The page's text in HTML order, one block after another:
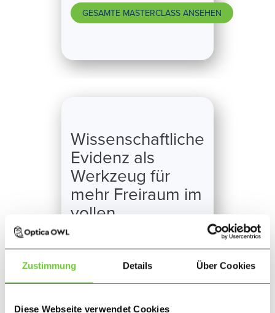
Zustimmung Details Über Cookies
Diese Webseite verwendet Cookies
GESAMTE MASTERCLASS ANSEHEN
Wissenschaftliche
Evidenz als
Werkzeug für
mehr Freiraum im
vollen
wissenschaftlicher Erkenntnisse
nimmt dir den Druck, für jedes